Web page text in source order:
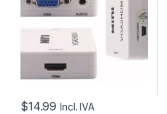
$14.99 Incl. IVA